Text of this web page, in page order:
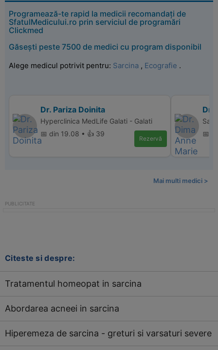
Programează-te rapid la medicii recomandați de
SfatulMedicului.ro prin serviciul de programări
Clickmed
Găsești peste 7500 de medici cu program disponibil
Alege medicul potrivit pentru: Sarcina , Ecografie .
Dr. Pariza Doinita
Hyperclinica MedLife Galati - Galati
📅 din 19.08 • 👍 39
Rezervă
Dr.
📅
Mai multi medici >
Citeste si despre:
Tratamentul homeopat in sarcina
Abordarea acneei in sarcina
Hiperemeza de sarcina - greturi si varsaturi severe